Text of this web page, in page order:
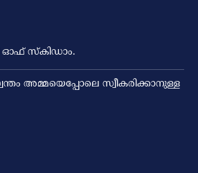
ഓഫ് സ്‌കിഡാം.
അമ്മയെപ്പോലെ സ്വീകരിക്കാനുള്ള